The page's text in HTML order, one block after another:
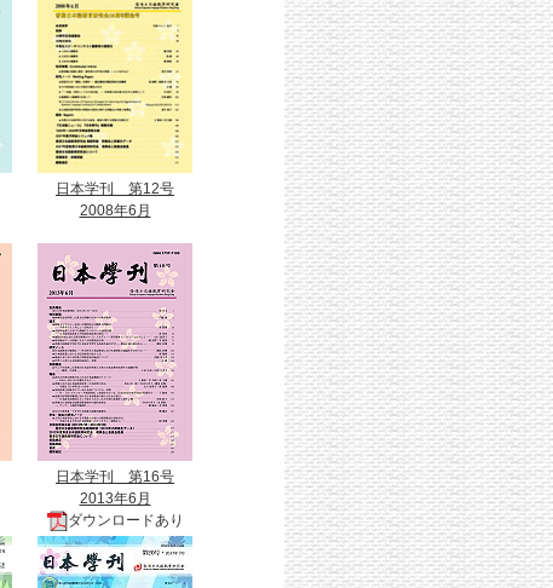
日本学刊 第12号
2008年6月
日本学刊 第16号
2013年6月
ダウンロードあり